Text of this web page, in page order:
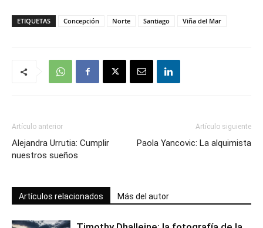
ETIQUETAS Concepción Norte Santiago Viña del Mar
Artículo anterior
Alejandra Urrutia: Cumplir
nuestros sueños
Artículo siguiente
Paola Yancovic: La alquimista
Artículos relacionados Más del autor